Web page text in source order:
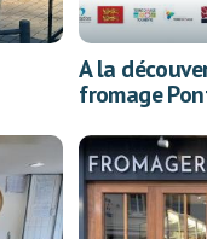
A la
fromage